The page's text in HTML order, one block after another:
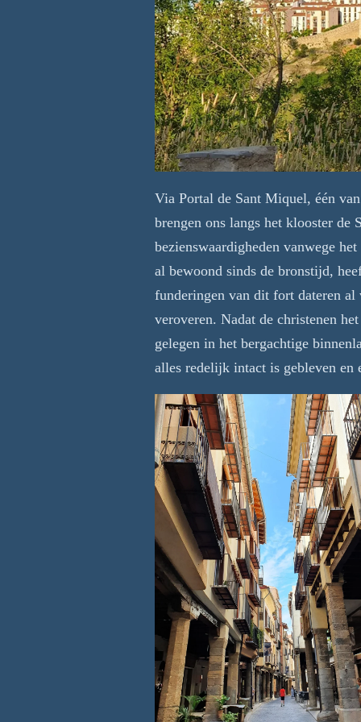
Via Portal de Sant Miquel, één
brengen ons langs het klooster de
bezienswaardigheden vanwege
al bewoond sinds de bronstijd,
funderingen van dit fort dateren
veroveren. Nadat de christenen
gelegen in het bergachtige
alles redelijk intact is gebleven en